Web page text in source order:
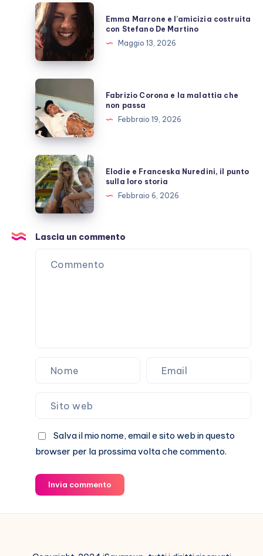
allo
scoperto
Emma
Marrone
e
l’amicizia
costruita
con
Stefano
De
Martino
Emma Marrone e l’amicizia costruita
con Stefano De Martino
Maggio 13, 2026
Fabrizio
Corona
e
la
malattia
che
non
passa
Fabrizio Corona e la malattia che
non passa
Febbraio 19, 2026
Elodie
e
Franceska
Nuredini,
punto
sulla
Elodie e Franceska Nuredini, il punto
sulla loro storia
Febbraio 6, 2026
Lascia un commento
Salva il mio nome, email e sito web in questo
browser per la prossima volta che commento.
Invia commento